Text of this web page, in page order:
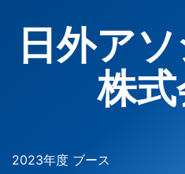
日外ア
株
2023年度 ブース